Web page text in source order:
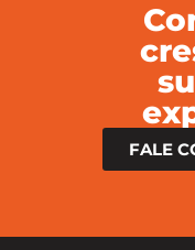
FALE